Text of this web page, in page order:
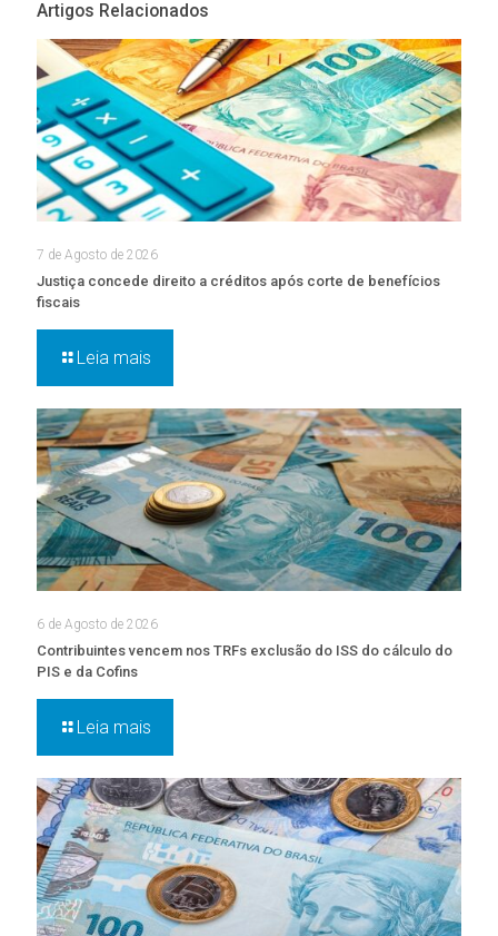
Artigos Relacionados
7 de Agosto de 2026
Justiça concede direito a créditos após corte de benefícios
fiscais
Leia mais
6 de Agosto de 2026
Contribuintes vencem nos TRFs exclusão do ISS do cálculo do
PIS e da Cofins
Leia mais